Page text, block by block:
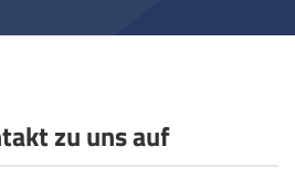
zu uns auf